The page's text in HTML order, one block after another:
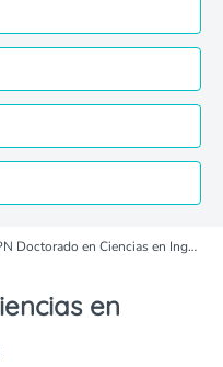
IPN Doctorado en Ciencias en Ingeniería Mecánica
en